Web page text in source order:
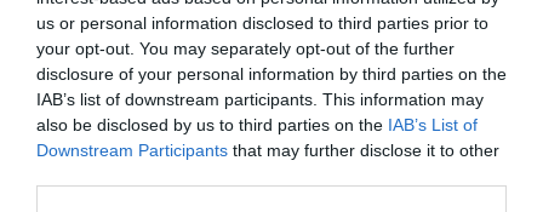
us or personal information disclosed to third parties prior to
your opt-out. You may separately opt-out of the further
disclosure of your personal information by third parties on the
IAB’s list of downstream participants. This information may
also be disclosed by us to third parties on the IAB’s List of
Downstream Participants that may further disclose it to other
une saison record malgré le contexte géopolitique
TFFRYYZ
a commenté l'article :
Pointe‑à‑Pitre – Panama City : Air France ouvre un pont